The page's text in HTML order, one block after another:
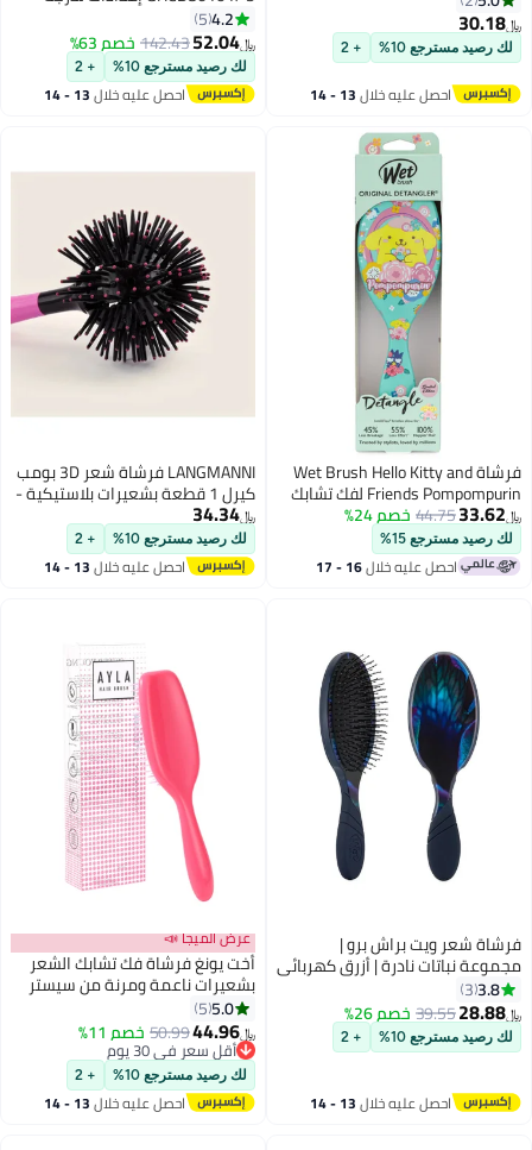
السيليكون لإزالة القشرة،
إكسسوارات دش نظيفة وعميقة
للرجال والنساء
﷼‏30.18
لك رصيد مسترجع 10% + 2
احصل عليه خلال 13 - 14
الحرارة، شاشة عرض رقمية، إيقاف
تشغيل تلقائي، وظيفة قفل درجة
الحرارة/ أسطوانة تكثيف لتمليس
الشعر وتنعيمه، وإنشاء تجعيدات
وتموجات ناعمة، إلخ.
4.2
5
﷼‏52.04
142.43خصم 63%
لك رصيد مسترجع 10% + 2
احصل عليه خلال 13 - 14
فرشاة Wet Brush Hello Kitty and
Friends Pompompurin لفك تشابك
تشابك الشعر بلطف وخالي من الألم
- تقلل من تكسر الشعر وتشابكه -
مثالية للشعر الرطب والجاف، لجميع
﷼‏33.62
44.75خصم 24%
لك رصيد مسترجع 15%
احصل عليه خلال 16 - 17
LANGMANNI فرشاة شعر 3D بومب
كيرل 1 قطعة بشعيرات بلاستيكية -
مشط دائري مقاوم للحرارة لإنهاء
للكهرباء الساكنة لتجفيف الشعر
وتصفيفه
﷼‏34.34
لك رصيد مسترجع 10% + 2
احصل عليه خلال 13 - 14
فرشاة شعر ويت براش برو |
مجموعة نباتات نادرة | أزرق كهربائي
3.8
3
﷼‏28.88
39.55خصم 26%
لك رصيد مسترجع 10% + 2
احصل عليه خلال 13 - 14
عرض الميجا 📣
أخت يونغ فرشاة فك تشابك الشعر
بشعيرات ناعمة ومرنة من سيستر
يونج (وردي)
5.0
5
﷼‏44.96
50.99خصم 11%
أقل سعر في 30 يوم
أقل سعر في 30 يوم
لك رصيد مسترجع 10% + 2
احصل عليه خلال 13 - 14